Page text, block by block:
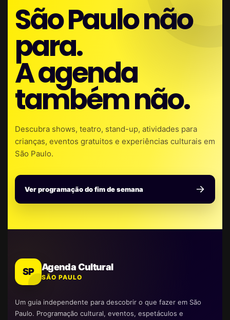
São Paulo não
para.
A agenda
também não.
Descubra shows, teatro, stand-up, atividades para
crianças, eventos gratuitos e experiências culturais em
São Paulo.
Ver programação do fim de semana
SP Agenda Cultural
SÃO PAULO
Um guia independente para descobrir o que fazer em São
Paulo. Programação cultural, eventos, espetáculos e